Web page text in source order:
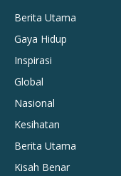
Berita Utama
Gaya Hidup
Inspirasi
Global
Nasional
Kesihatan
Berita Utama
Kisah Benar